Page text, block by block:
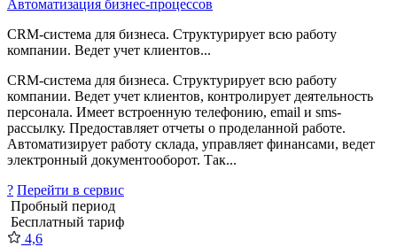
Автоматизация бизнес-процессов
CRM-система для бизнеса. Структурирует всю работу
компании. Ведет учет клиентов...
CRM-система для бизнеса. Структурирует всю работу
компании. Ведет учет клиентов, контролирует деятельность
персонала. Имеет встроенную телефонию, email и sms-
рассылку. Предоставляет отчеты о проделанной работе.
Автоматизирует работу склада, управляет финансами, ведет
электронный документооборот. Так...
? Перейти в сервис
Пробный период
Бесплатный тариф
4,6